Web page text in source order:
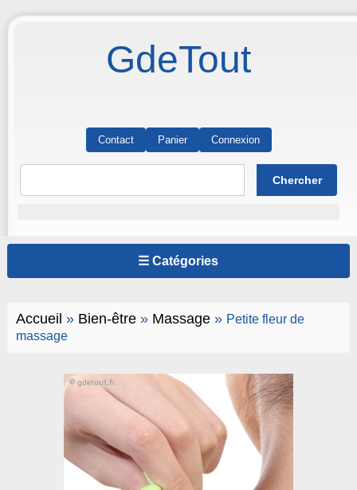
GdeTout
Contact Panier Connexion
☰ Catégories
Accueil » Bien-être» Massage» Petite fleur de
massage